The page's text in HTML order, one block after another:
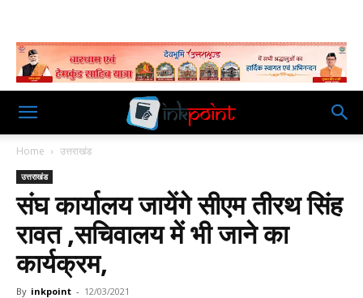
Home उत्तराखंड
उत्तराखंड
संघ कार्यालय जायेंगे सीएम तीरथ सिंह
रावत ,सचिवालय में भी जाने का
कार्यक्रम,
By inkpoint - 12/03/2021